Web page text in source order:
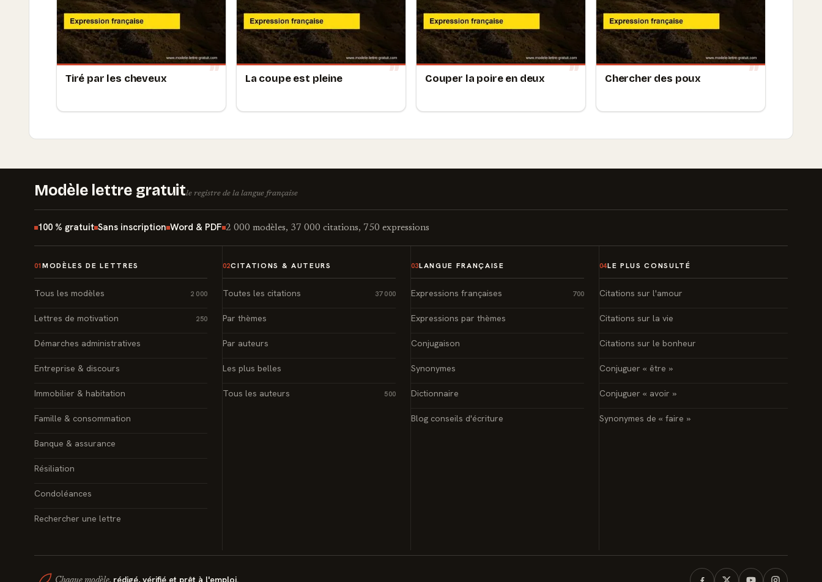
Tiré par les cheveux La coupe est pleine Couper la poire en deux Chercher des poux
Modèle lettre gratuitle registre de la langue française
100 % gratuit Sans inscription Word & PDF 2 000 modèles, 37 000 citations, 750 expressions
01 MODÈLES DE LETTRES
Tous les modèles 2 000
Lettres de motivation 250
Démarches administratives
Entreprise & discours
Immobilier & habitation
Famille & consommation
Banque & assurance
Résiliation
Condoléances
Rechercher une lettre
02CITATIONS & AUTEURS
Toutes les citations 37 000
Par thèmes
Par auteurs
Les plus belles
Tous les auteurs 500
03LANGUE FRANÇAISE
Expressions françaises 700
Expressions par thèmes
Conjugaison
Synonymes
Dictionnaire
Blog conseils d'écriture
04LE PLUS CONSULTÉ
Citations sur l'amour
Citations sur la vie
Citations sur le bonheur
Conjuguer « être »
Conjuguer « avoir »
Synonymes de « faire »
rédigé, vérifié et prêt à l'emploi.